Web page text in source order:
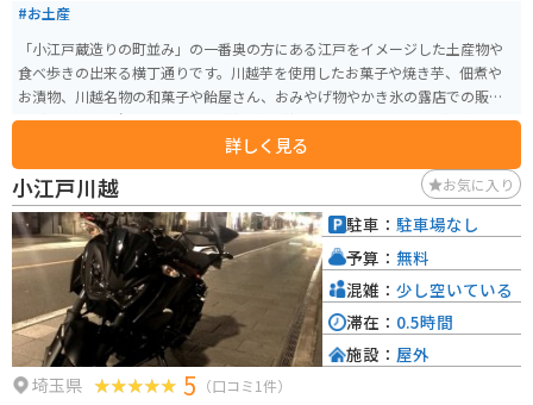
#お土産
「小江戸蔵造りの町並み」の一番奥の方にある江戸をイメージした土産物や
食べ歩きの出来る横丁通りです。川越芋を使用したお菓子や焼き芋、佃煮や
お漬物、川越名物の和菓子や飴屋さん、おみやげ物やかき氷の露店での販売
など、小さな一角ではありますが各店舗が軒を連ねており、平日・週末問わ
ず沢山の観光客が訪れる人気エリアです。
詳しく見る
小江戸川越 お気に入り
埼玉県 5 （口コミ1件）
駐車： 駐車場なし
予算： 無料
混雑： 少し空いている
滞在： 0.5時間
施設： 屋外